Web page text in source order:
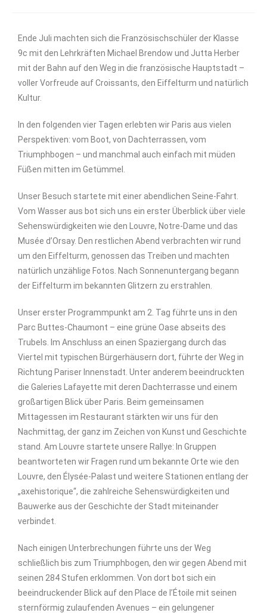
Ende Juli machten sich die Französischschüler der Klasse
9c mit den Lehrkräften Michael Brendow und Jutta Herber
mit der Bahn auf den Weg in die französische Hauptstadt –
voller Vorfreude auf Croissants, den Eiffelturm und natürlich
Kultur.
In den folgenden vier Tagen erlebten wir Paris aus vielen
Perspektiven: vom Boot, von Dachterrassen, vom
Triumphbogen – und manchmal auch einfach mit müden
Füßen mitten im Getümmel.
Unser Besuch startete mit einer abendlichen Seine-Fahrt.
Vom Wasser aus bot sich uns ein erster Überblick über viele
Sehenswürdigkeiten wie den Louvre, Notre-Dame und das
Musée d’Orsay. Den restlichen Abend verbrachten wir rund
um den Eiffelturm, genossen das Treiben und machten
natürlich unzählige Fotos. Nach Sonnenuntergang begann
der Eiffelturm im bekannten Glitzern zu erstrahlen.
Unser erster Programmpunkt am 2. Tag führte uns in den
Parc Buttes-Chaumont – eine grüne Oase abseits des
Trubels. Im Anschluss an einen Spaziergang durch das
Viertel mit typischen Bürgerhäusern dort, führte der Weg in
Richtung Pariser Innenstadt. Unter anderem beeindruckten
die Galeries Lafayette mit deren Dachterrasse und einem
großartigen Blick über Paris. Beim gemeinsamen
Mittagessen im Restaurant stärkten wir uns für den
Nachmittag, der ganz im Zeichen von Kunst und Geschichte
stand. Am Louvre startete unsere Rallye: In Gruppen
beantworteten wir Fragen rund um bekannte Orte wie den
Louvre, den Élysée-Palast und weitere Stationen entlang der
„axehistorique“, die zahlreiche Sehenswürdigkeiten und
Bauwerke aus der Geschichte der Stadt miteinander
verbindet.
Nach einigen Unterbrechungen führte uns der Weg
schließlich bis zum Triumphbogen, den wir gegen Abend mit
seinen 284 Stufen erklommen. Von dort bot sich ein
beeindruckender Blick auf den Place de l’Étoile mit seinen
sternförmig zulaufenden Avenues – ein gelungener